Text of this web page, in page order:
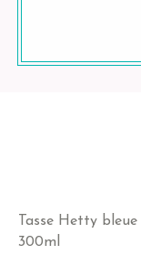
Tasse Hetty
300ml